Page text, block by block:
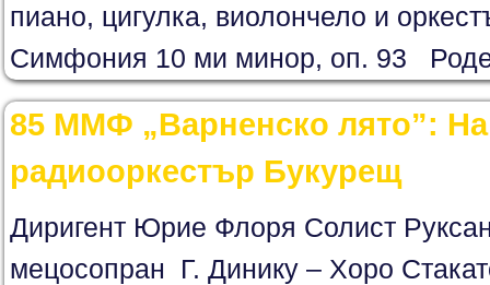
пиано, цигулка, виолончело и
Симфония 10 ми минор, оп. 93
85 ММФ „Варненско лято”:
радиооркестър Букурещ
Диригент Юрие Флоря Солист
мецосопран Г. Динику – Хоро